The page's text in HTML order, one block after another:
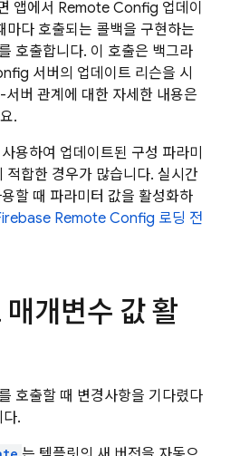
앱에서 Remote Config 업데이
마다 호출되는 콜백을 구현하는
호출합니다. 이 호출은 백그라
서버의 업데이트 리슨을 시
버 관계에 대한 자세한 내용은
.
용하여 업데이트된 구성 파라미
적합한 경우가 많습니다. 실시간
할 때 파라미터 값을 활성화하
Remote Config 로딩 전
개변수 값 활
호출할 때 변경사항을 기다렸다
.